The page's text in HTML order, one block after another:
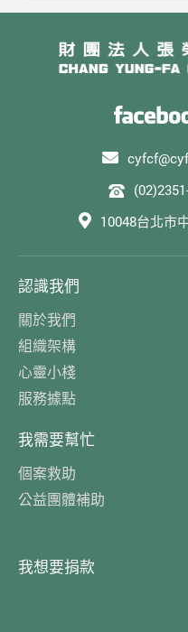
10048台北市
認識我們
關於我們
組織架構
心靈小棧
服務據點
我需要幫忙
個案救助
公益團體補助
我想要捐款